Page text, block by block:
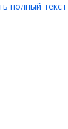
полный текст